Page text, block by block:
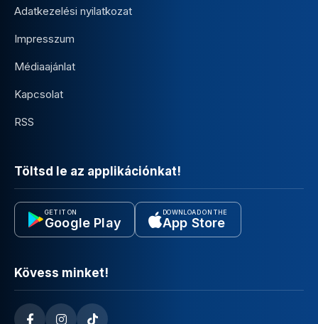
Adatkezelési nyilatkozat
Impresszum
Médiaajánlat
Kapcsolat
RSS
Töltsd le az applikációnkat!
GET IT ON
Google Play
DOWNLOAD ON THE
App Store
Kövess minket!